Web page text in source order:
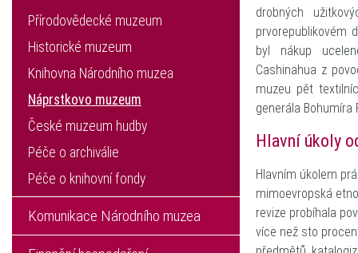
drobných
prvorepublikovém
byl nákup
Cashinahua z
muzeu pět
generála Bohumíra
Hlavní úkoly
Hlavním úkolem
mimoevropská
revize probíhala
více než sto
Přírodovědecké muzeum
Historické muzeum
Knihovna Národního muzea
Náprstkovo muzeum
České muzeum hudby
Péče o archiválie
Péče o knihovní fondy
Komunikace Národního muzea